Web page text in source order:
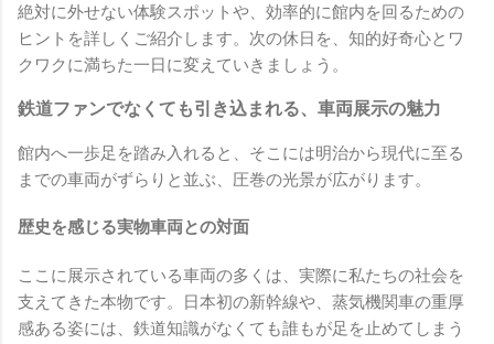
絶対に外せない体験スポットや、効率的に館内を回るための
ヒントを詳しくご紹介します。次の休日を、知的好奇心とワ
クワクに満ちた一日に変えていきましょう。
鉄道ファンでなくても引き込まれる、車両展示の魅力
館内へ一歩足を踏み入れると、そこには明治から現代に至る
までの車両がずらりと並ぶ、圧巻の光景が広がります。
歴史を感じる実物車両との対面
ここに展示されている車両の多くは、実際に私たちの社会を
支えてきた本物です。日本初の新幹線や、蒸気機関車の重厚
感ある姿には、鉄道知識がなくても誰もが足を止めてしまう